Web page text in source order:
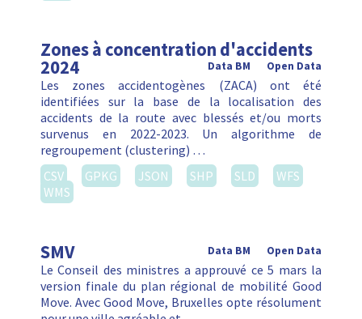
Zones à concentration d'accidents
2024 Open Data
Data BM
Les zones accidentogènes (ZACA) ont été
identifiées sur la base de la localisation des
accidents de la route avec blessés et/ou morts
survenus en 2022-2023. Un algorithme de
regroupement (clustering) …
CSV
GPKG JSON SHP SLD
WFS
WMS
SMV Open Data
Data BM
Le Conseil des ministres a approuvé ce 5 mars la
version finale du plan régional de mobilité Good
Move. Avec Good Move, Bruxelles opte résolument